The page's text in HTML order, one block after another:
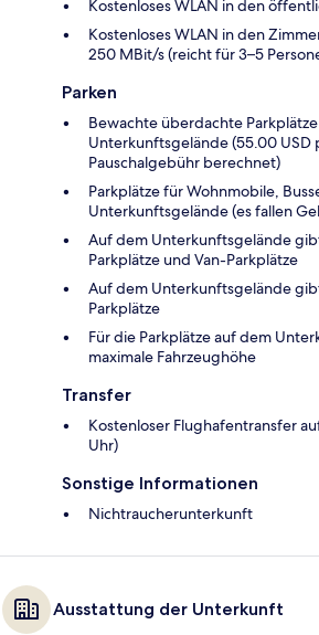
Kostenloses WLAN in den
Kostenloses WLAN in den
250 MBit/s (reicht für 3–5
Parken
Bewachte überdachte
Unterkunftsgelände (55.00 USD
Pauschalgebühr berechnet)
Parkplätze für Wohnmobile,
Unterkunftsgelände (es fallen
Auf dem Unterkunftsgelände
Parkplätze und Van-Parkplätze
Auf dem Unterkunftsgelände
Parkplätze
Für die Parkplätze auf dem
maximale Fahrzeughöhe
Transfer
Kostenloser Flughafentransfer
Uhr)
Sonstige Informationen
Nichtraucherunterkunft
Ausstattung der Unterkunft